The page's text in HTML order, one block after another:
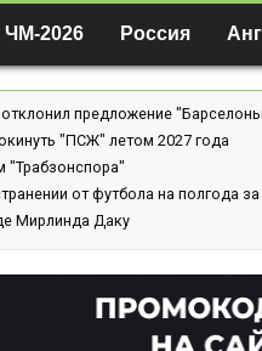
ЧМ-2026 Россия
предложение
"ПСЖ" летом 2027 года
"Трабзонспора"
от футбола на полгода
Мирлинда Даку